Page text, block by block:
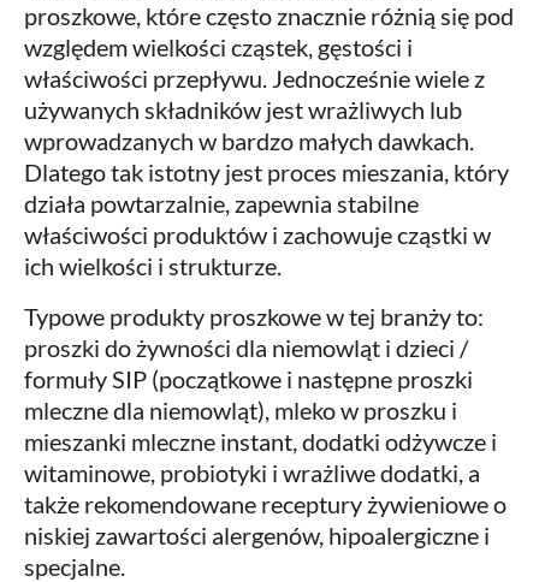
proszkowe, które często znacznie różnią się pod
względem wielkości cząstek, gęstości i
właściwości przepływu. Jednocześnie wiele z
używanych składników jest wrażliwych lub
wprowadzanych w bardzo małych dawkach.
Dlatego tak istotny jest proces mieszania, który
działa powtarzalnie, zapewnia stabilne
właściwości produktów i zachowuje cząstki w
ich wielkości i strukturze.
Typowe produkty proszkowe w tej branży to:
proszki do żywności dla niemowląt i dzieci /
formuły SIP (początkowe i następne proszki
mleczne dla niemowląt), mleko w proszku i
mieszanki mleczne instant, dodatki odżywcze i
witaminowe, probiotyki i wrażliwe dodatki, a
także rekomendowane receptury żywieniowe o
niskiej zawartości alergenów, hipoalergiczne i
specjalne.